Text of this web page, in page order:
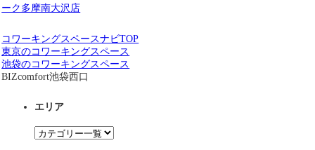
ーク多摩南大沢店
コワーキングスペースナビTOP
東京のコワーキングスペース
池袋のコワーキングスペース
BIZcomfort池袋西口
エリア